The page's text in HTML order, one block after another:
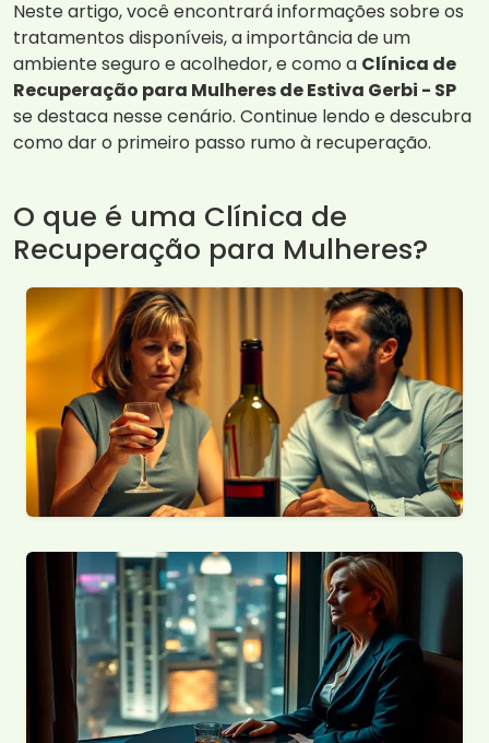
Neste artigo, você encontrará informações sobre os
tratamentos disponíveis, a importância de um
ambiente seguro e acolhedor, e como a Clínica de
Recuperação para Mulheres de Estiva Gerbi - SP
se destaca nesse cenário. Continue lendo e descubra
como dar o primeiro passo rumo à recuperação.
O que é uma Clínica de
Recuperação para Mulheres?